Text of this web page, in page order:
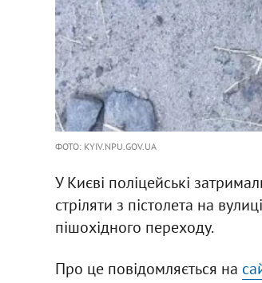
ФОТО: KYIV.NPU.GOV.UA
У Києві поліцейські
стріляти з пістолета на
пішохідного переходу.
Про це повідомляється на